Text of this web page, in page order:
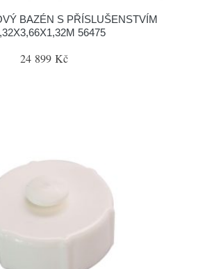
BAZÉN S PŘÍSLUŠENSTVÍM
56475
24 899 Kč